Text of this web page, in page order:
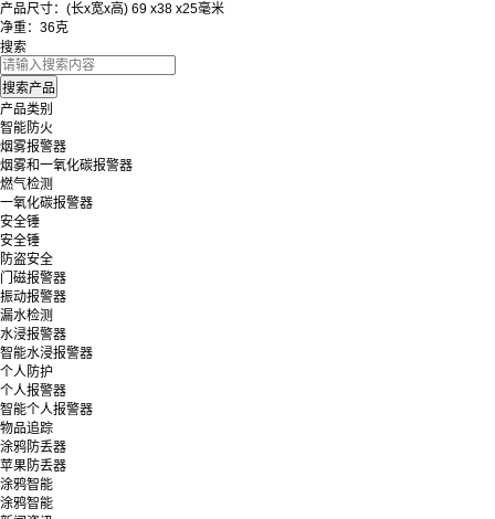
产品尺寸：(长x宽x高) 69 x38 x25毫米
净重：36克
搜索
产品类别
智能防火
烟雾报警器
烟雾和一氧化碳报警器
燃气检测
一氧化碳报警器
安全锤
安全锤
防盗安全
门磁报警器
振动报警器
漏水检测
水浸报警器
智能水浸报警器
个人防护
个人报警器
智能个人报警器
物品追踪
涂鸦防丢器
苹果防丢器
涂鸦智能
涂鸦智能